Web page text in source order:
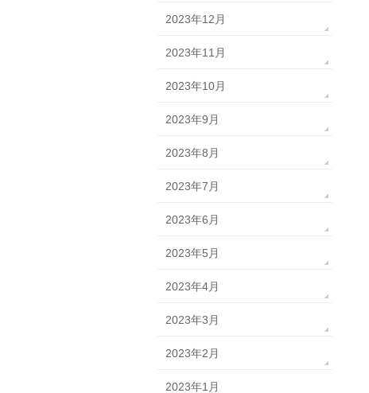
2023年12月
2023年11月
2023年10月
2023年9月
2023年8月
2023年7月
2023年6月
2023年5月
2023年4月
2023年3月
2023年2月
2023年1月